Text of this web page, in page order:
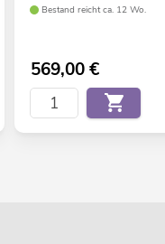
Bestand reicht ca. 12 Wo.
569,00€